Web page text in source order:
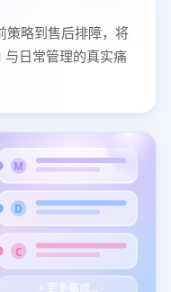
策略到售后排障，将
与日常管理的真实痛
M
D
C
+ 更多集成...